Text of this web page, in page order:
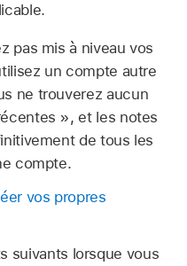
pas mis à niveau vos
un compte autre
ne trouverez aucun
», et les notes
de tous les
compte.
vos propres
suivants lorsque vous